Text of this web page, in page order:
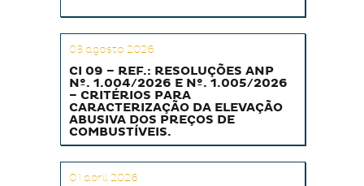
03 agosto 2026
CI 09 – REF.: RESOLUÇÕES ANP
Nº. 1.004/2026 E Nº. 1.005/2026
– CRITÉRIOS PARA
CARACTERIZAÇÃO DA ELEVAÇÃO
ABUSIVA DOS PREÇOS DE
COMBUSTÍVEIS.
01 abril 2026